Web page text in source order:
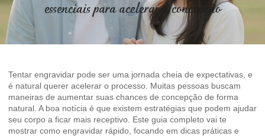
essenciais para acelerar a concepção
Tentar engravidar pode ser uma jornada cheia de expectativas, e
é natural querer acelerar o processo. Muitas pessoas buscam
maneiras de aumentar suas chances de concepção de forma
natural. A boa notícia é que existem estratégias que podem ajudar
seu corpo a ficar mais receptivo. Este guia completo vai te
mostrar como engravidar rápido, focando em dicas práticas e